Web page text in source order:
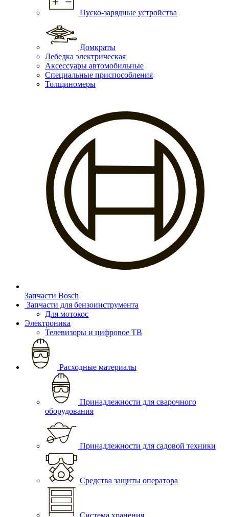
Пуско-зарядные устройства
Домкраты
Лебедка электрическая
Аксессуары автомобильные
Специальные приспособления
Толщиномеры
Запчасти Bosch
Запчасти для бензоинструмента
Для мотокос
Электроника
Телевизоры и цифровое ТВ
Расходные материалы
Принадлежности для сварочного
оборудования
Принадлежности для садовой техники
Средства защиты оператора
Система хранения